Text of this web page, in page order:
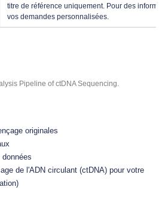
titre de référence uniquement. Pour des
vos demandes personnalisées.
originales
données
de l'ADN circulant (ctDNA) pour votre